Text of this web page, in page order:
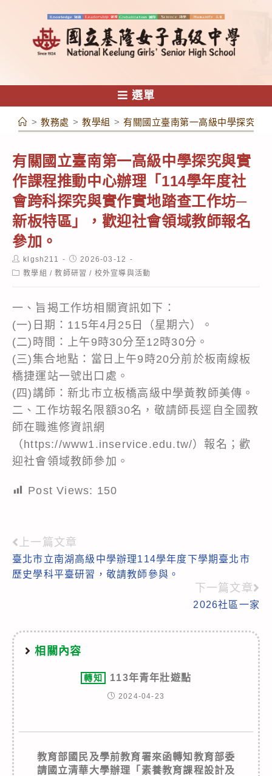
容
選單
> 教務處 > 教學組 > 有關國立臺南第一高級中學探究與
有關國立臺南第一高級中學探究與實
作課程推動中心辦理「114學年度社
會跨科探究與實作實地踏查工作坊─
新板特區」，歡迎社會領域教師報名
參加。
Post
author:
klgsh211
Post
published:
2026-03-12
Post教學組 / 教師研習 / 校外宣導與活動
一、旨揭工作坊相關資訊如下：
(一)日期：115年4月25日（星期六）。
(二)時間：上午9時30分至12時30分。
(三)集合地點：當日上午9時20分前於板南線板
橋捷運站一號出口處。
(四)講師：新北市立板橋高級中學黃教師美傳。
二、工作坊報名限額30名，敬請師長逕自全國教
師在職進修資訊網
（https://www1.inservice.edu.tw/）報名；歡
迎社會領域教師參加。
Post Views: 150
Read
more
上一篇文章
臺北市立南湖高級中學辦理114學年度下學期臺北市
歷史學科平臺研習，敬請教師參與。
下一篇文章
2026社區一家
相關內容
轉知 113年青年壯遊點
2024-04-23
教育部國民及學前教育署來函轉知教育部委
請國立清華大學辦理「素養教育課程設計及